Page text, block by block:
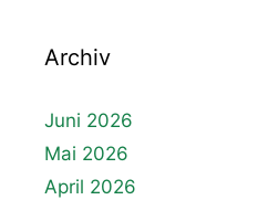
Archiv
Juni 2026
Mai 2026
April 2026